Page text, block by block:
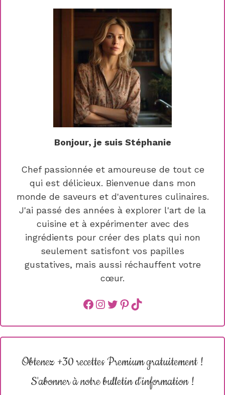
Bonjour, je suis Stéphanie
Chef passionnée et amoureuse de tout ce
qui est délicieux. Bienvenue dans mon
monde de saveurs et d'aventures culinaires.
J'ai passé des années à explorer l'art de la
cuisine et à expérimenter avec des
ingrédients pour créer des plats qui non
seulement satisfont vos papilles
gustatives, mais aussi réchauffent votre
cœur.
Facebook
instagram
Twitter
Pinterest
TikTok
Obtenez +30 recettes Premium gratuitement !
S'abonner à notre bulletin d'information !